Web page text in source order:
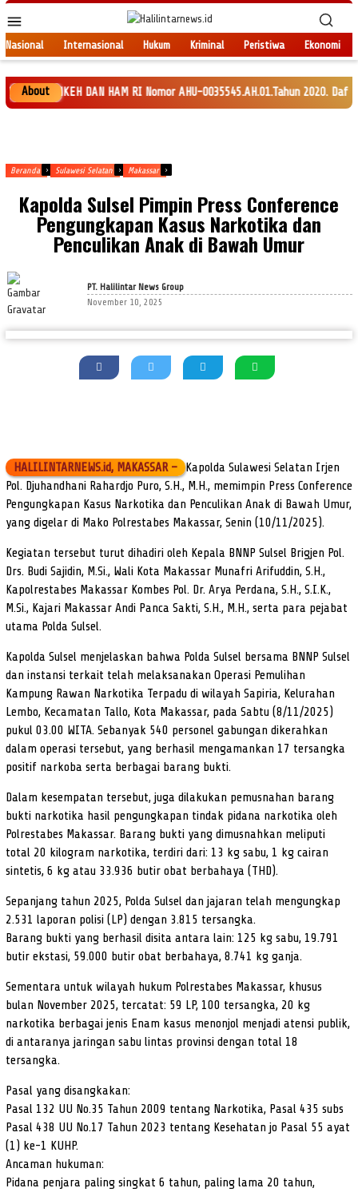
ke
kontenMobile
Nasional Internasional Hukum Kriminal Peristiwa Ekonomi
About
SK MENKEH DAN HAM RI Nomor AHU-0035545.AH.01.Tahun 2020.
Beranda Sulawesi Selatan Makassar
Kapolda Sulsel Pimpin Press Conference
Pengungkapan Kasus Narkotika dan
Penculikan Anak di Bawah Umur
PT. Halilintar News Group
November 10, 2025
HALILINTARNEWS.id, MAKASSAR – Kapolda Sulawesi Selatan Irjen
Pol. Djuhandhani Rahardjo Puro, S.H., M.H., memimpin Press Conference
Pengungkapan Kasus Narkotika dan Penculikan Anak di Bawah Umur,
yang digelar di Mako Polrestabes Makassar, Senin (10/11/2025).
Kegiatan tersebut turut dihadiri oleh Kepala BNNP Sulsel Brigjen Pol.
Drs. Budi Sajidin, M.Si., Wali Kota Makassar Munafri Arifuddin, S.H.,
Kapolrestabes Makassar Kombes Pol. Dr. Arya Perdana, S.H., S.I.K.,
M.Si., Kajari Makassar Andi Panca Sakti, S.H., M.H., serta para pejabat
utama Polda Sulsel.
Kapolda Sulsel menjelaskan bahwa Polda Sulsel bersama BNNP Sulsel
dan instansi terkait telah melaksanakan Operasi Pemulihan
Kampung Rawan Narkotika Terpadu di wilayah Sapiria, Kelurahan
Lembo, Kecamatan Tallo, Kota Makassar, pada Sabtu (8/11/2025)
pukul 03.00 WITA. Sebanyak 540 personel gabungan dikerahkan
dalam operasi tersebut, yang berhasil mengamankan 17 tersangka
positif narkoba serta berbagai barang bukti.
Dalam kesempatan tersebut, juga dilakukan pemusnahan barang
bukti narkotika hasil pengungkapan tindak pidana narkotika oleh
Polrestabes Makassar. Barang bukti yang dimusnahkan meliputi
total 20 kilogram narkotika, terdiri dari: 13 kg sabu, 1 kg cairan
sintetis, 6 kg atau 33.936 butir obat berbahaya (THD).
Sepanjang tahun 2025, Polda Sulsel dan jajaran telah mengungkap
2.531 laporan polisi (LP) dengan 3.815 tersangka.
Barang bukti yang berhasil disita antara lain: 125 kg sabu, 19.791
butir ekstasi, 59.000 butir obat berbahaya, 8.741 kg ganja.
Sementara untuk wilayah hukum Polrestabes Makassar, khusus
bulan November 2025, tercatat: 59 LP, 100 tersangka, 20 kg
narkotika berbagai jenis Enam kasus menonjol menjadi atensi publik,
di antaranya jaringan sabu lintas provinsi dengan total 18
tersangka.
Pasal yang disangkakan:
Pasal 132 UU No.35 Tahun 2009 tentang Narkotika, Pasal 435 subs
Pasal 438 UU No.17 Tahun 2023 tentang Kesehatan jo Pasal 55 ayat
(1) ke-1 KUHP.
Ancaman hukuman:
Pidana penjara paling singkat 6 tahun, paling lama 20 tahun,